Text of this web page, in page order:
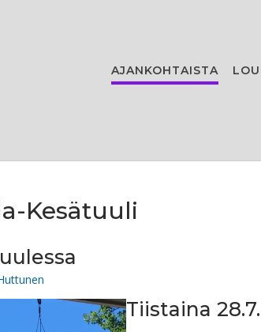
AJANKOHTAISTA
Kesätuuli
Tiistaina